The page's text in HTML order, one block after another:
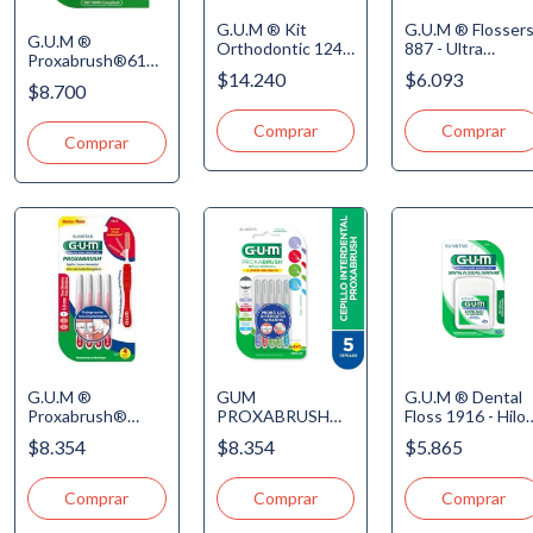
G.U.M ®
Proxabrush®614 -
Repuesto Cepillos
Interdentales - 3 -
Mediano Cónico -
1.6mm x 8u.
$8.700
G.U.M ® Kit
Orthodontic 124 -
Cepillo
Ortodóntico, 3
Proxabrush, Cera
de Ortodoncia,
Hilo de
$14.240
G.U.M ® Flossers
887 - Ultra
Deslizante - Hilo
Dental con Mango
- Menta
Refrescante, 40u
$6.093
G.U.M ®
Proxabrush®
-1314- Cepillos
Interdentales
Portátiles c/tapa -
1 - Fino Cilíndrico
0.8mm x 4u de
$8.354
GUM
PROXABRUSH
1315
$8.354
G.U.M ® Dental
Floss 1916 - Hilo
Dental - Cera
Mentolada, 129m
$5.865